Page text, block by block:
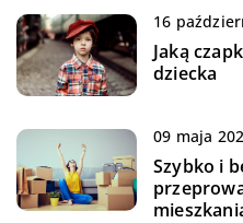
16
Jaką
dziecka
09 maja
Szybko i